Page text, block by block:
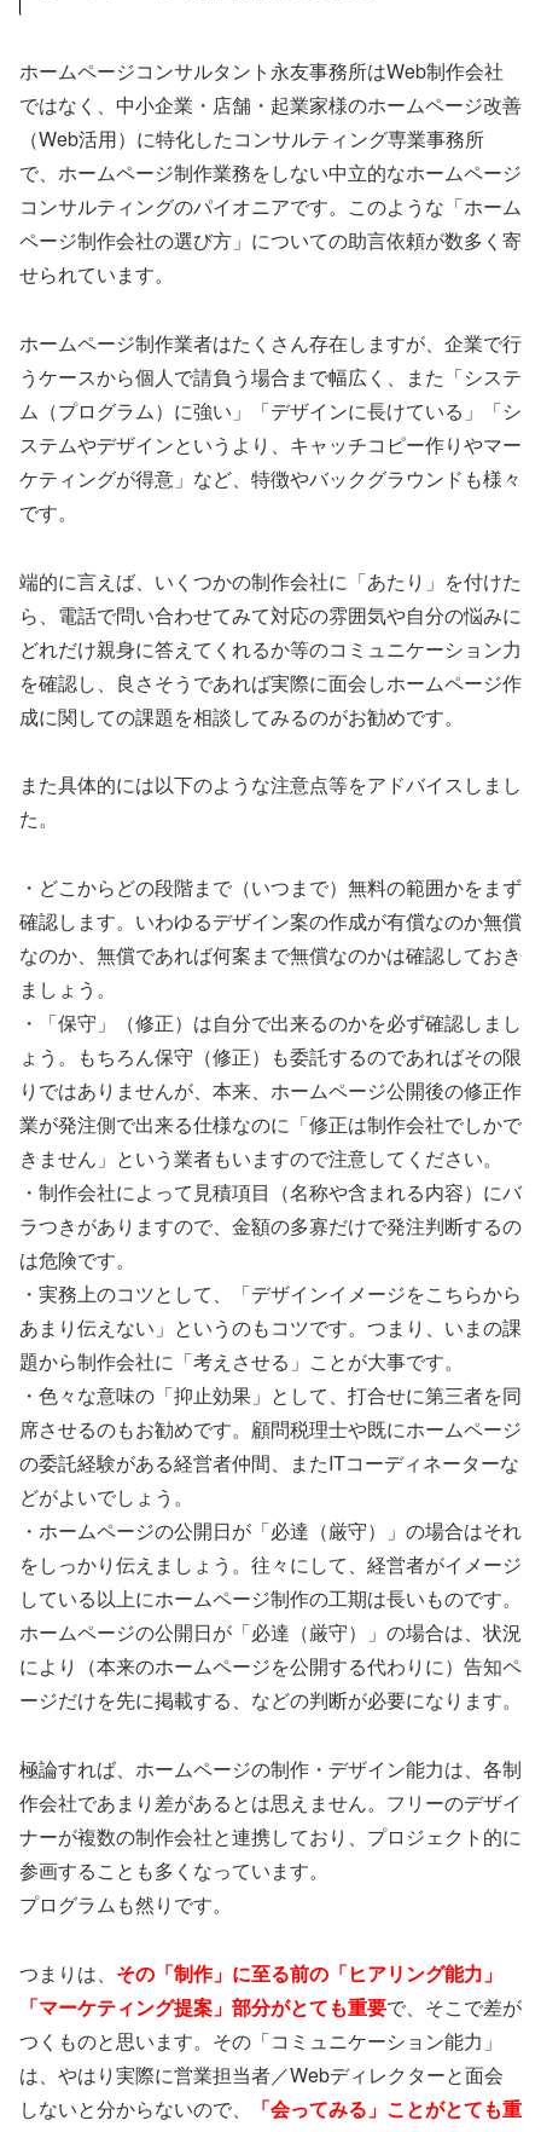
ホームページコンサルタント永友事務所はWeb制作会社
ではなく、中小企業・店舗・起業家様のホームページ改善
（Web活用）に特化したコンサルティング専業事務所
で、ホームページ制作業務をしない中立的なホームページ
コンサルティングのパイオニアです。このような「ホーム
ページ制作会社の選び方」についての助言依頼が数多く寄
せられています。
ホームページ制作業者はたくさん存在しますが、企業で行
うケースから個人で請負う場合まで幅広く、また「システ
ム（プログラム）に強い」「デザインに長けている」「シ
ステムやデザインというより、キャッチコピー作りやマー
ケティングが得意」など、特徴やバックグラウンドも様々
です。
端的に言えば、いくつかの制作会社に「あたり」を付けた
ら、電話で問い合わせてみて対応の雰囲気や自分の悩みに
どれだけ親身に答えてくれるか等のコミュニケーション力
を確認し、良さそうであれば実際に面会しホームページ作
成に関しての課題を相談してみるのがお勧めです。
また具体的には以下のような注意点等をアドバイスしまし
た。
・どこからどの段階まで（いつまで）無料の範囲かをまず
確認します。いわゆるデザイン案の作成が有償なのか無償
なのか、無償であれば何案まで無償なのかは確認しておき
ましょう。
・「保守」（修正）は自分で出来るのかを必ず確認しまし
ょう。もちろん保守（修正）も委託するのであればその限
りではありませんが、本来、ホームページ公開後の修正作
業が発注側で出来る仕様なのに「修正は制作会社でしかで
きません」という業者もいますので注意してください。
・制作会社によって見積項目（名称や含まれる内容）にバ
ラつきがありますので、金額の多寡だけで発注判断するの
は危険です。
・実務上のコツとして、「デザインイメージをこちらから
あまり伝えない」というのもコツです。つまり、いまの課
題から制作会社に「考えさせる」ことが大事です。
・色々な意味の「抑止効果」として、打合せに第三者を同
席させるのもお勧めです。顧問税理士や既にホームページ
の委託経験がある経営者仲間、またITコーディネーターな
どがよいでしょう。
・ホームページの公開日が「必達（厳守）」の場合はそれ
をしっかり伝えましょう。往々にして、経営者がイメージ
している以上にホームページ制作の工期は長いものです。
ホームページの公開日が「必達（厳守）」の場合は、状況
により（本来のホームページを公開する代わりに）告知ペ
ージだけを先に掲載する、などの判断が必要になります。
極論すれば、ホームページの制作・デザイン能力は、各制
作会社であまり差があるとは思えません。フリーのデザイ
ナーが複数の制作会社と連携しており、プロジェクト的に
参画することも多くなっています。
プログラムも然りです。
つまりは、 その「制作」に至る前の「ヒアリング能力」
「マーケティング提案」部分がとても重要で、そこで差が
つくものと思います。その「コミュニケーション能力」
は、やはり実際に営業担当者／Webディレクターと面会
しないと分からないので、
「会ってみる」ことがとても重